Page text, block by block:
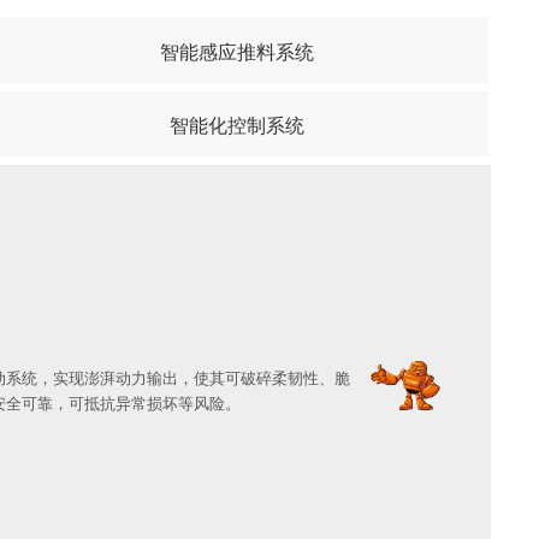
智能感应推料系统
智能化控制系统
统，实现澎湃动力输出，使其可破碎柔韧性、脆
可靠，可抵抗异常损坏等风险。